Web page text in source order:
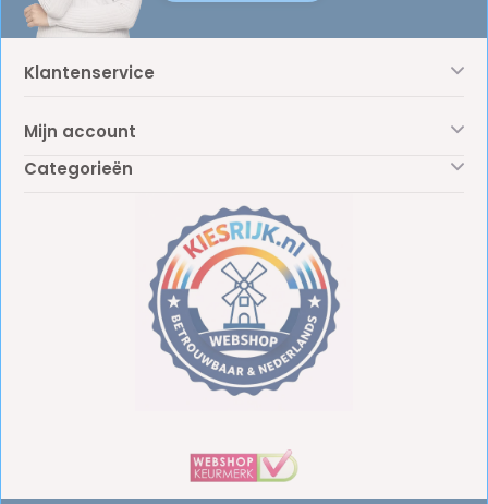
Klantenservice
Mijn account
Categorieën